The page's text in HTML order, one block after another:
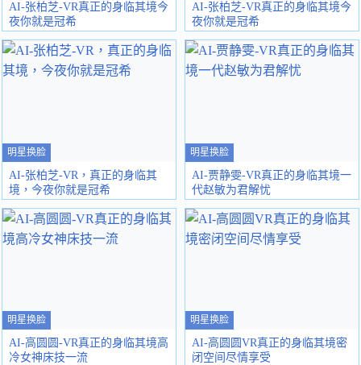
AI-张柏芝-VR真正的身临其境今
夜你就是冠希
AI-张柏芝-VR真正的身临其境今
夜你就是冠希
明星换脸
AI-张柏芝-VR，真正的身临其
境，今夜你就是冠希
明星换脸
AI-贾静雯-VR真正的身临其境一
代赵敏为君解忧
明星换脸
AI-高圆圆-VR真正的身临其境高
冷女神床技一流
明星换脸
AI-高圆圆VR真正的身临其境密
闭空间尽情享受